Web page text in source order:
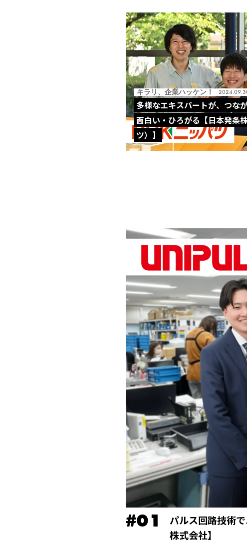
キラリ、企業ハッケン！
多様なエキスパートが、つな
面白い・ひろがる【日本発条
ツ）】
パルス回路技術
株式会社】